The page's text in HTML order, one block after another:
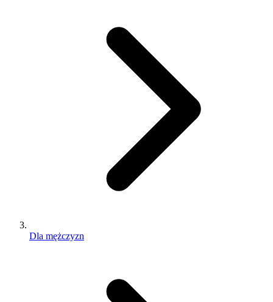
Dla mężczyzn